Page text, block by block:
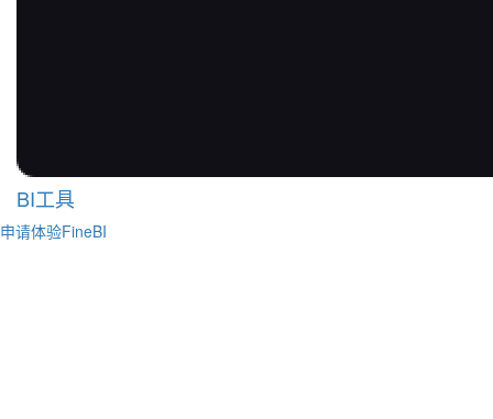
BI工具
申请体验FineBI